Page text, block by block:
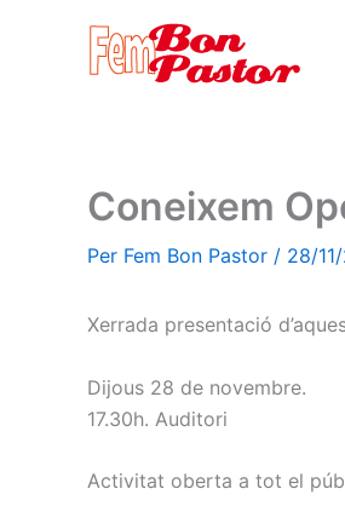
Coneixem
Per Fem Bon Pastor / 28/
Xerrada presentació
Dijous 28 de novembre.
17.30h. Auditori
Activitat oberta a tot el